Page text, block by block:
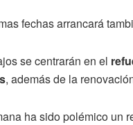
fechas arrancará
se centrarán en el
, además de la
ha sido polémico un